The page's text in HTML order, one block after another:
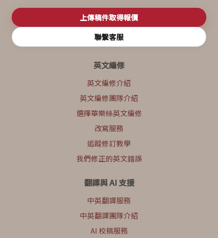
上傳稿件取得報價
聯繫客服
英文編修
英文編修介紹
英文編修團隊介紹
選擇華樂絲英文編修
改寫服務
追蹤修訂教學
我們修正的英文錯誤
翻譯與 AI 支援
中英翻譯服務
中英翻譯團隊介紹
AI 校稿服務